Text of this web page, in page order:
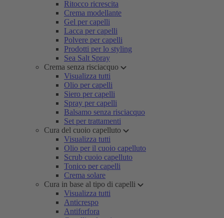
Ritocco ricrescita
Crema modellante
Gel per capelli
Lacca per capelli
Polvere per capelli
Prodotti per lo styling
Sea Salt Spray
Crema senza risciacquo
Visualizza tutti
Olio per capelli
Siero per capelli
Spray per capelli
Balsamo senza risciacquo
Set per trattamenti
Cura del cuoio capelluto
Visualizza tutti
Olio per il cuoio capelluto
Scrub cuoio capelluto
Tonico per capelli
Crema solare
Cura in base al tipo di capelli
Visualizza tutti
Anticrespo
Antiforfora